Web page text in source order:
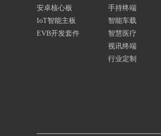
安卓核心板
IoT智能主板
EVB开发套件
手持终端
智能车载
智慧医疗
视讯终端
行业定制